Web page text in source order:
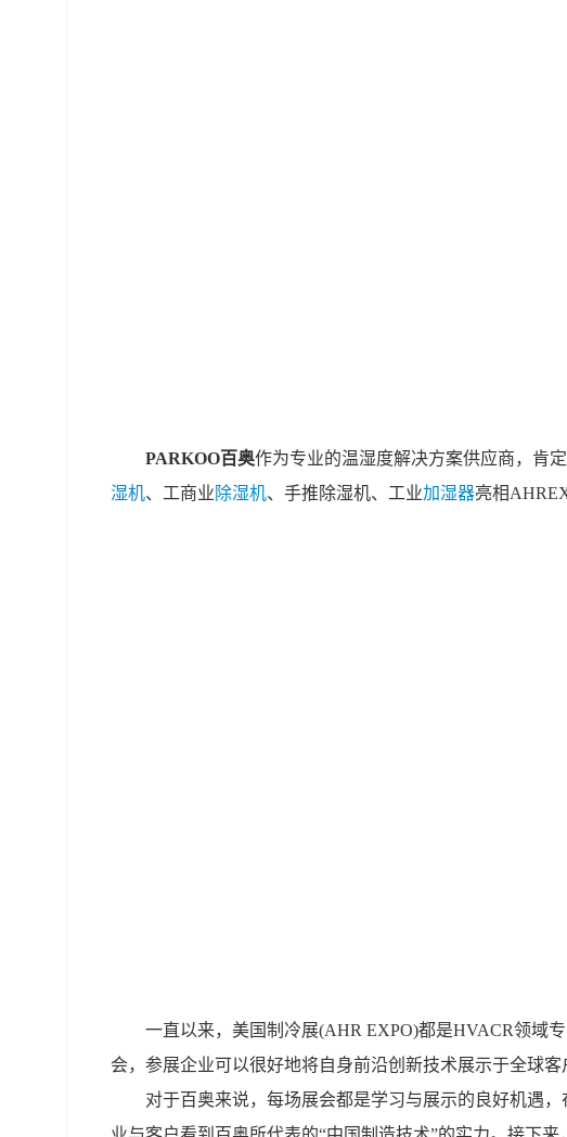
PARKOO百奥作为专业的温湿度解决方案供应商，肯
湿机、工商业除湿机、手推除湿机、工业加湿器亮相
一直以来，美国制冷展(AHR EXPO)都是HVACR领域
会，参展企业可以很好地将自身前沿创新技术展示于全球客
对于百奥来说，每场展会都是学习与展示的良好机遇